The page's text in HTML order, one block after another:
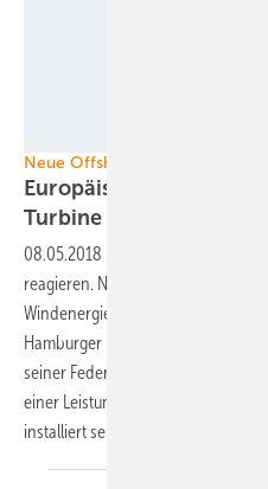
Neue Offshore-Anlage
Europäisches Projekt
Turbine
08.05.2018
reagieren. Nachdem GE im März
Windenergieanlage angekündigt
Hamburger Hersteller will in einem
seiner Federführung eine neue
einer Leistung über 10 MW
installiertsein.